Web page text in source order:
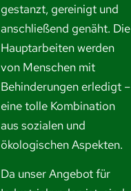
gestanzt, gereinigt und
anschließend genäht. Die
Hauptarbeiten werden
von Menschen mit
Behinderungen erledigt –
eine tolle Kombination
aus sozialen und
ökologischen Aspekten.
Da unser Angebot für